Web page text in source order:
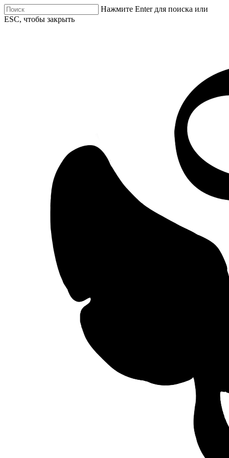
Нажмите Enter для поиска или
ESC, чтобы закрыть